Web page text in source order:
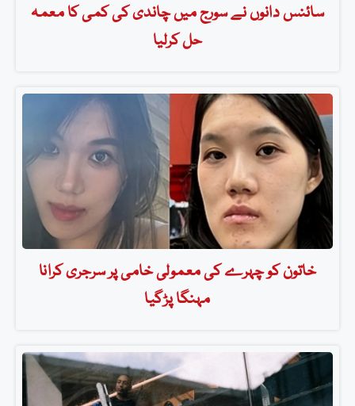
سائنس دانوں نے سورج میں چاندی کی کمی کا معمہ
حل کرلیا
خاتون کو چہرے کی معمولی خامی پر سرجری کرانا
مہنگا پڑگیا